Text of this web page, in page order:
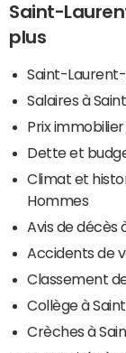
Saint-
plus
Saint-
Salaires à
Prix
Dette et
Climat et
Hommes
Avis de
Accidents de
Classement
Collège à
Crèches à